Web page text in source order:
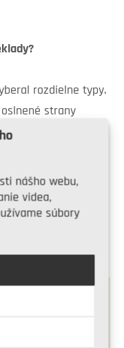
nášho webu,
videa,
súbory
rozdielne typy.
strany
keby som žalúzie
pripravenosť
doinštalovať
zasahoval do
hrubá